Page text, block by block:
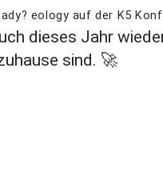
eology auf der K5
dieses Jahr
sind. 🚀